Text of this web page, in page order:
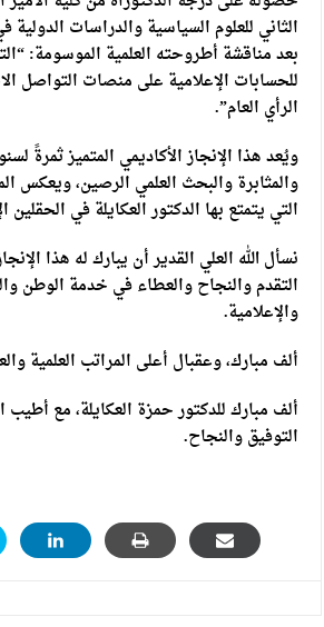
الثاني للعلوم السياسية والدراسات الدولية
بعد مناقشة أطروحته العلمية الموسومة:
للحسابات الإعلامية على منصات التواصل
الرأي العام”.
ويُعد هذا الإنجاز الأكاديمي المتميز ثمرةً
والمثابرة والبحث العلمي الرصين، ويعكس
التي يتمتع بها الدكتور العكايلة في الحقلين
نسأل الله العلي القدير أن يبارك له هذا
التقدم والنجاح والعطاء في خدمة الوطن
والإعلامية.
ألف مبارك، وعقبال أعلى المراتب العلمية
ألف مبارك للدكتور حمزة العكايلة، مع أطيب
التوفيق والنجاح.